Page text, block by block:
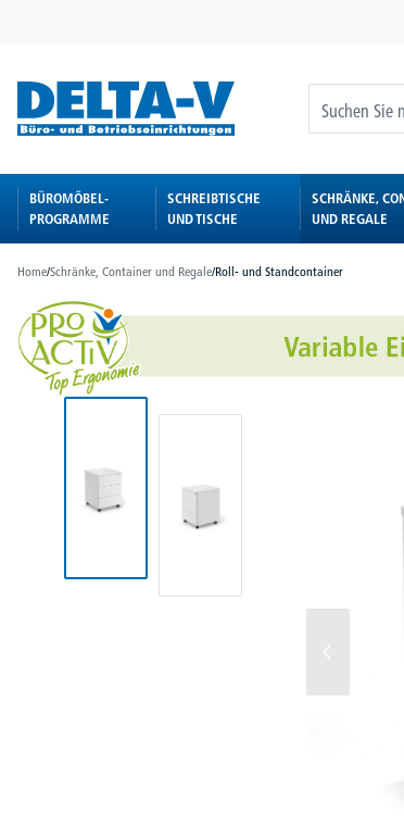
BÜROMÖBEL-
PROGRAMME
SCHREIBTISCHE
UND TISCHE
SCHRÄNKE,
UND REGALE
Home/Schränke, Container und Regale/Roll- und Standcontainer